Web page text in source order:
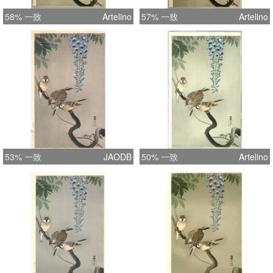
58% 一致 Artelino 57% 一致 Artelino
53% 一致 JAODB 50% 一致 Artelino